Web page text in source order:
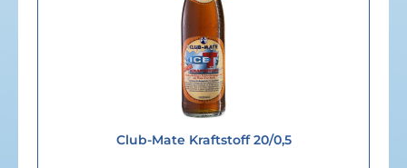
Club-Mate Kraftstoff 20/0,5